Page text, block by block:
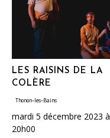
LES RAISINS DE LA
COLÈRE
Thonon-les-Bains
mardi 5 décembre 2023 à
20h00